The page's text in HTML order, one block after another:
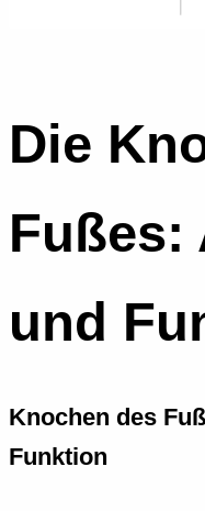
Die
Fußes:
und
Knochen des
Funktion